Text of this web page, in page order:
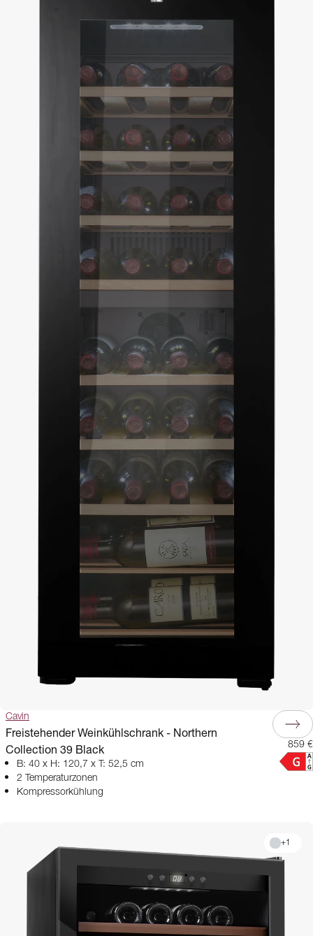
Cavin
Freistehender Weinkühlschrank - Northern
Collection 39 Black
B: 40 x H: 120,7 x T: 52,5 cm
2 Temperaturzonen
Kompressorkühlung
859 €
+1